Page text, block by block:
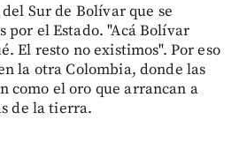
Sur de Bolívar que se
por el Estado. "Acá Bolívar
El resto no existimos". Por eso
la otra Colombia, donde las
como el oro que arrancan a
de la tierra.